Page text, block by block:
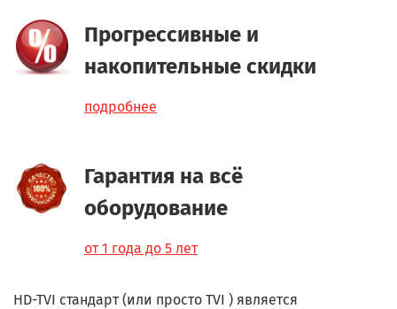
Прогрессивные и
накопительные скидки
подробнее
Гарантия на всё
оборудование
от 1 года до 5 лет
HD-TVI стандарт (или просто TVI ) является